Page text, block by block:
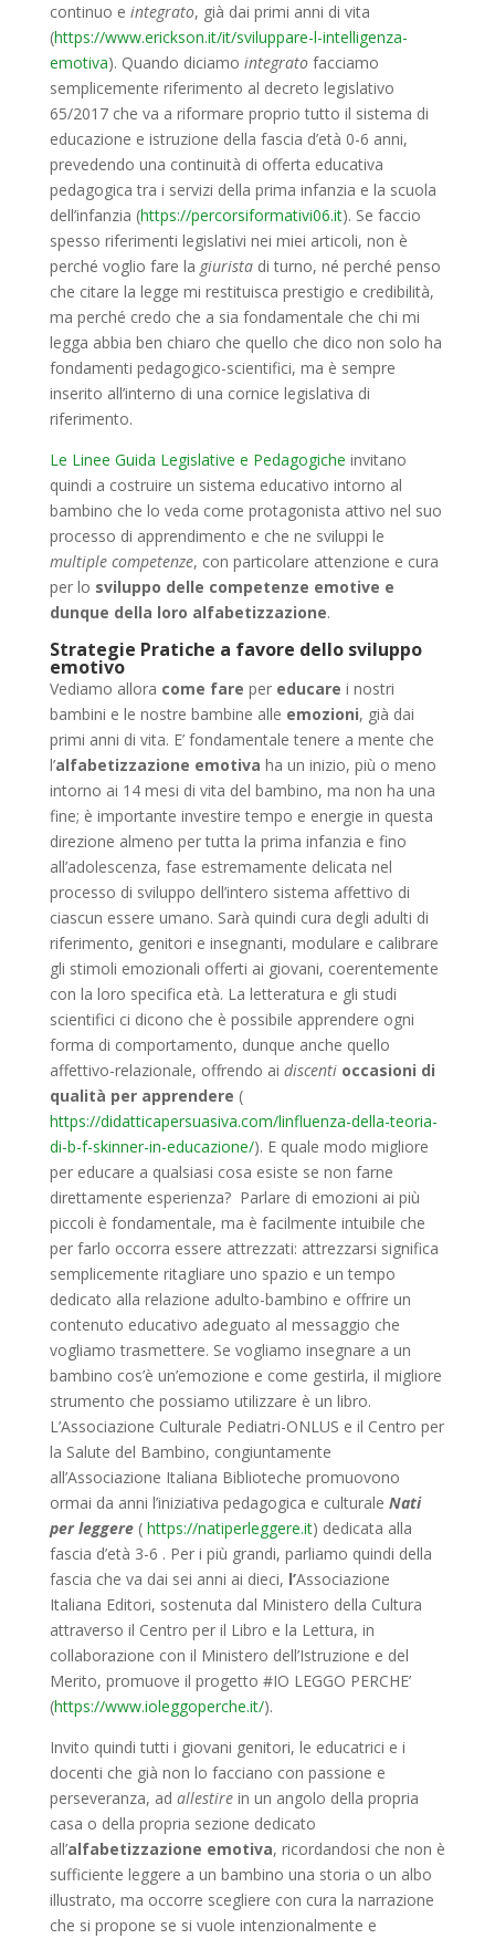
continuo e integrato, già dai primi anni di vita
(https://www.erickson.it/it/sviluppare-l-intelligenza-
emotiva). Quando diciamo integratofacciamo
semplicemente riferimento al decreto legislativo
65/2017 che va a riformare proprio tutto il sistema di
educazione e istruzione della fascia d’età 0-6 anni,
prevedendo una continuità di offerta educativa
pedagogica tra i servizi della prima infanzia e la scuola
dell’infanzia (https://percorsiformativi06.it). Se faccio
spesso riferimenti legislativi nei miei articoli, non è
perché voglio fare la giuristadi turno, né perché penso
che citare la legge mi restituisca prestigio e credibilità,
ma perché credo che a sia fondamentale che chi mi
legga abbia ben chiaro che quello che dico non solo ha
fondamenti pedagogico-scientifici, ma è sempre
inserito all’interno di una cornice legislativa di
riferimento.
Le Linee Guida Legislative e Pedagogiche invitano
quindi a costruire un sistema educativo intorno al
bambino che lo veda come protagonista attivo nel suo
processo di apprendimento e che ne sviluppi le
multiple competenze, con particolare attenzione e cura
per lo sviluppo delle competenze emotive e
dunque della loro alfabetizzazione.
Strategie Pratiche a favore dello sviluppo
emotivo
Vediamo allora come fare per educare i nostri
bambini e le nostre bambine alle emozioni, già dai
primi anni di vita. E’ fondamentale tenere a mente che
l’alfabetizzazione emotiva ha un inizio, più o meno
intorno ai 14 mesi di vita del bambino, ma non ha una
fine; è importante investire tempo e energie in questa
direzione almeno per tutta la prima infanzia e fino
all’adolescenza, fase estremamente delicata nel
processo di sviluppo dell’intero sistema affettivo di
ciascun essere umano. Sarà quindi cura degli adulti di
riferimento, genitori e insegnanti, modulare e calibrare
gli stimoli emozionali offerti ai giovani, coerentemente
con la loro specifica età. La letteratura e gli studi
scientifici ci dicono che è possibile apprendere ogni
forma di comportamento, dunque anche quello
affettivo-relazionale, offrendo ai discenti occasioni di
qualità per apprendere (
https://didatticapersuasiva.com/linfluenza-della-teoria-
di-b-f-skinner-in-educazione/). E quale modo migliore
per educare a qualsiasi cosa esiste se non farne
direttamente esperienza? Parlare di emozioni ai più
piccoli è fondamentale, ma è facilmente intuibile che
per farlo occorra essere attrezzati: attrezzarsi significa
semplicemente ritagliare uno spazio e un tempo
dedicato alla relazione adulto-bambino e offrire un
contenuto educativo adeguato al messaggio che
vogliamo trasmettere. Se vogliamo insegnare a un
bambino cos’è un’emozione e come gestirla, il migliore
strumento che possiamo utilizzare è un libro.
L’Associazione Culturale Pediatri-ONLUS e il Centro per
la Salute del Bambino, congiuntamente
all’Associazione Italiana Biblioteche promuovono
ormai da anni l’iniziativa pedagogica e culturale Nati
per leggere ( https://natiperleggere.it) dedicata alla
fascia d’età 3-6 . Per i più grandi, parliamo quindi della
fascia che va dai sei anni ai dieci, l’Associazione
Italiana Editori, sostenuta dal Ministero della Cultura
attraverso il Centro per il Libro e la Lettura, in
collaborazione con il Ministero dell’Istruzione e del
Merito, promuove il progetto #IO LEGGO PERCHE’
(https://www.ioleggoperche.it/).
Invito quindi tutti i giovani genitori, le educatrici e i
docenti che già non lo facciano con passione e
perseveranza, ad allestirein un angolo della propria
casa o della propria sezione dedicato
all’alfabetizzazione emotiva, ricordandosi che non è
sufficiente leggere a un bambino una storia o un albo
illustrato, ma occorre scegliere con cura la narrazione
che si propone se si vuole intenzionalmente e